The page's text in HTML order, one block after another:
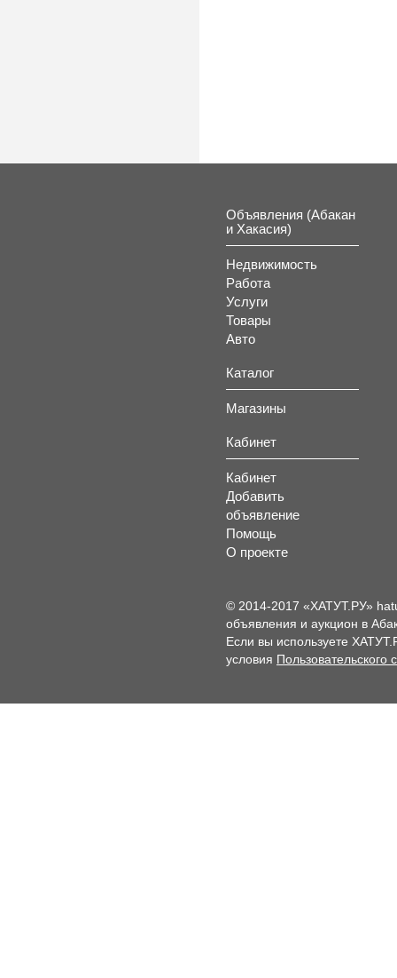
Объявления (Абакан
и Хакасия)
Недвижимость
Работа
Услуги
Товары
Авто
Каталог
Магазины
Кабинет
Кабинет
Добавить
объявление
Помощь
О проекте
© 2014-2017 «ХАТУТ.РУ»
объявления и аукцион в
Если вы используете
условия Пользовательского